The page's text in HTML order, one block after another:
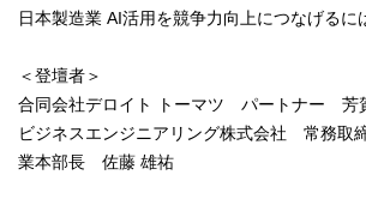
日本製造業 AI活用を競争力向上につなげるに
＜登壇者＞
合同会社デロイト トーマツ パートナー 芳
ビジネスエンジニアリング株式会社 常務取
業本部長 佐藤 雄祐